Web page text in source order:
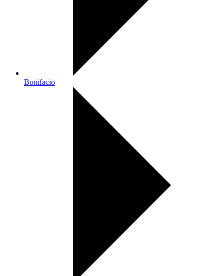
Bonifacio